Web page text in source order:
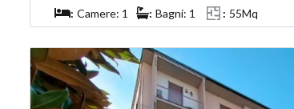
Camere: 1 Bagni: 1 55Mq